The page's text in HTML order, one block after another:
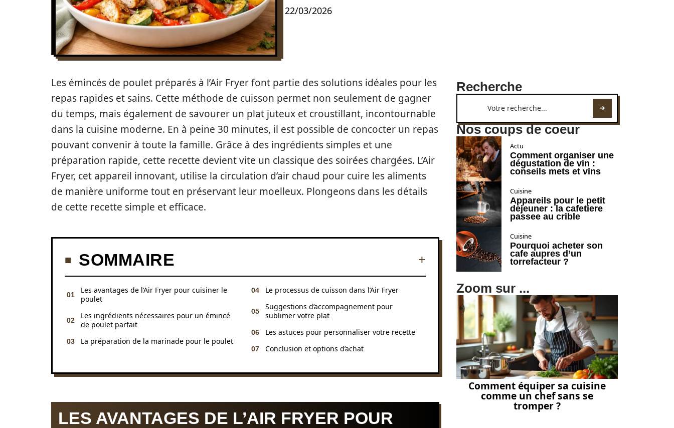
22/03/2026
Les émincés de poulet préparés à l’Air Fryer font partie des solutions idéales pour les
repas rapides et sains. Cette méthode de cuisson permet non seulement de gagner
du temps, mais également de savourer un plat juteux et croustillant, incontournable
dans la cuisine moderne. En à peine 30 minutes, il est possible de concocter un repas
pouvant convenir à toute la famille. Grâce à des ingrédients simples et une
préparation rapide, cette recette devient vite un classique des soirées chargées. L’Air
Fryer, cet appareil innovant, utilise la circulation d’air chaud pour cuire les aliments
de manière uniforme tout en préservant leur moelleux. Plongeons dans les détails
de cette recette simple et efficace.
SOMMAIRE
Les avantages de l’Air Fryer pour cuisiner le
poulet
Les ingrédients nécessaires pour un émincé
de poulet parfait
La préparation de la marinade pour le poulet
Le processus de cuisson dans l’Air Fryer
Suggestions d’accompagnement pour
sublimer votre plat
Les astuces pour personnaliser votre recette
Conclusion et options d’achat
LES AVANTAGES DE L’AIR FRYER POUR
Recherche
Nos coups de coeur
Actu
Comment organiser une
dégustation de vin :
conseils mets et vins
Cuisine
Appareils pour le petit
dejeuner : la cafetiere
passee au crible
Cuisine
Pourquoi acheter son
cafe aupres d’un
torrefacteur ?
Zoom sur ...
Comment équiper sa cuisine
comme un chef sans se
tromper ?